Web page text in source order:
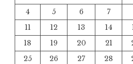
4
5 6 7
11
12 13 14
18
19 20 21
25
26 27 28